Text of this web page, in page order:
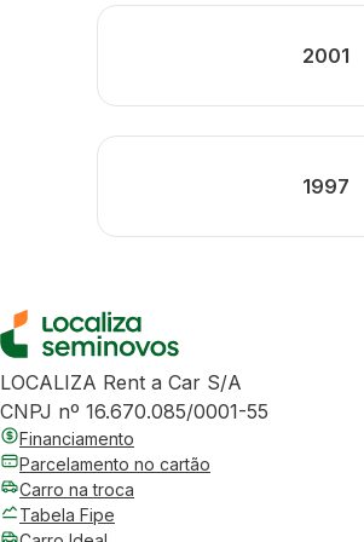
2001
1997
LOCALIZA Rent a Car S/A
CNPJ nº 16.670.085/0001-55
Financiamento
Parcelamento no cartão
Carro na troca
Tabela Fipe